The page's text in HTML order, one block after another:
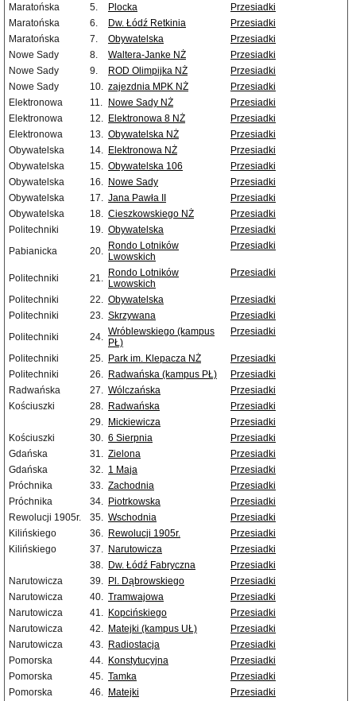
Maratońska
5. Plocka
Przesiadki
Maratońska
6. Dw. Łódź Retkinia
Przesiadki
Maratońska
7. Obywatelska
Przesiadki
Nowe Sady
8. Waltera-Janke NŻ
Przesiadki
Nowe Sady
9. ROD Olimpijka NŻ
Przesiadki
Nowe Sady
10. zajezdnia MPK NŻ
Przesiadki
Elektronowa
11. Nowe Sady NŻ
Przesiadki
Elektronowa
12. Elektronowa 8 NŻ
Przesiadki
Elektronowa
13. Obywatelska NŻ
Przesiadki
Obywatelska
14. Elektronowa NŻ
Przesiadki
Obywatelska
15. Obywatelska 106
Przesiadki
Obywatelska
16. Nowe Sady
Przesiadki
Obywatelska
17. Jana Pawła II
Przesiadki
Obywatelska
18. Cieszkowskiego NŻ
Przesiadki
Politechniki
19. Obywatelska
Przesiadki
Pabianicka
20. Rondo Lotników
Lwowskich
Przesiadki
Politechniki 21. Rondo Lotników
Lwowskich
Przesiadki
Politechniki 22. Obywatelska
Przesiadki
Politechniki
23. Skrzywana
Przesiadki
Politechniki
24. Wróblewskiego (kampus
PŁ)
Przesiadki
Politechniki 25. Park im. Klepacza NŻ
Przesiadki
Politechniki
26. Radwańska (kampus PŁ)
Przesiadki
Radwańska
27. Wólczańska
Przesiadki
Kościuszki
28. Radwańska
Przesiadki
29. Mickiewicza
Przesiadki
Kościuszki
30. 6 Sierpnia
Przesiadki
Gdańska
31. Zielona
Przesiadki
Gdańska
32. 1 Maja
Przesiadki
Próchnika
33. Zachodnia
Przesiadki
Próchnika
34. Piotrkowska
Przesiadki
Rewolucji 1905r.
35. Wschodnia
Przesiadki
Kilińskiego
36. Rewolucji 1905r.
Przesiadki
Kilińskiego
37. Narutowicza
Przesiadki
38. Dw. Łódź Fabryczna
Przesiadki
Narutowicza
39. Pl. Dąbrowskiego
Przesiadki
Narutowicza
40. Tramwajowa
Przesiadki
Narutowicza
41. Kopcińskiego
Przesiadki
Narutowicza
42. Matejki (kampus UŁ)
Przesiadki
Narutowicza
43. Radiostacja
Przesiadki
Pomorska
44. Konstytucyjna
Przesiadki
Pomorska
45. Tamka
Przesiadki
Pomorska
46. Matejki
Przesiadki